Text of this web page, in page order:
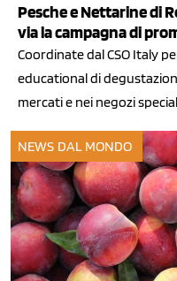
Pesche e Nettarine di
via la campagna di
Coordinate dal CSO Italy
educational di
mercati e nei negozi
NEWS DAL MONDO